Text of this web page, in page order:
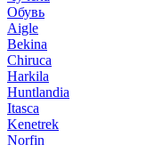
Обувь
Aigle
Bekina
Chiruсa
Harkila
Huntlandia
Itasca
Kenetrek
Norfin